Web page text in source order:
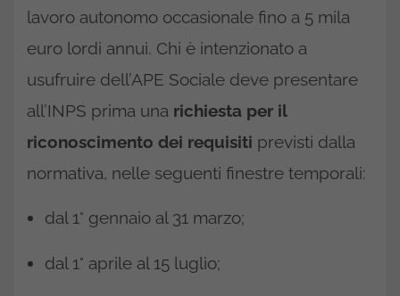
lavoro autonomo occasionale fino a 5 mila
euro lordi annui. Chi è intenzionato a
usufruire dell’APE Sociale deve presentare
all’INPS prima una richiesta per il
riconoscimento dei requisiti previsti dalla
normativa, nelle seguenti finestre temporali:
dal 1° gennaio al 31 marzo;
dal 1° aprile al 15 luglio;